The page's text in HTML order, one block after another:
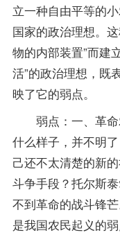
立一种自由平等的
国家的政治理想。
物的内部装置”而建
活”的政治理想，既
映了它的弱点。
弱点：一、革命
什么样子，并不明
己还不太清楚的新
斗争手段？托尔斯
不到革命的战斗锋
是我国农民起义的